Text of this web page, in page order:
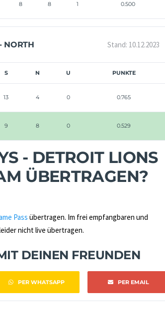
8 8 1 0.500
NORTH Stand: 10.12.2023
S N U PUNKTE
13 4 0 0.765
9 8 0 0.529
- DETROIT LIONS
ÜBERTRAGEN?
Pass übertragen. Im frei empfangbaren und
nicht live übertragen.
DEINEN FREUNDEN
PER WHATSAPP PER EMAIL